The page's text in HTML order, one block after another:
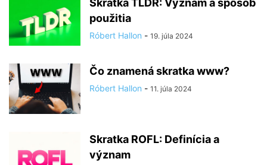
Skratka TLDR: Význam a spôsob
použitia
Róbert Hallon - 19. júla 2024
Čo znamená skratka www?
Róbert Hallon - 11. júla 2024
Skratka ROFL: Definícia a
význam